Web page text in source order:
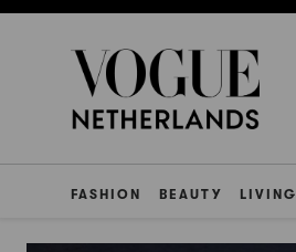
FASHION BEAUTY LIVING